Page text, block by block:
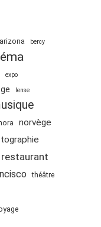
arizona bercy
expo
lense
norvège
restaurant
théâtre